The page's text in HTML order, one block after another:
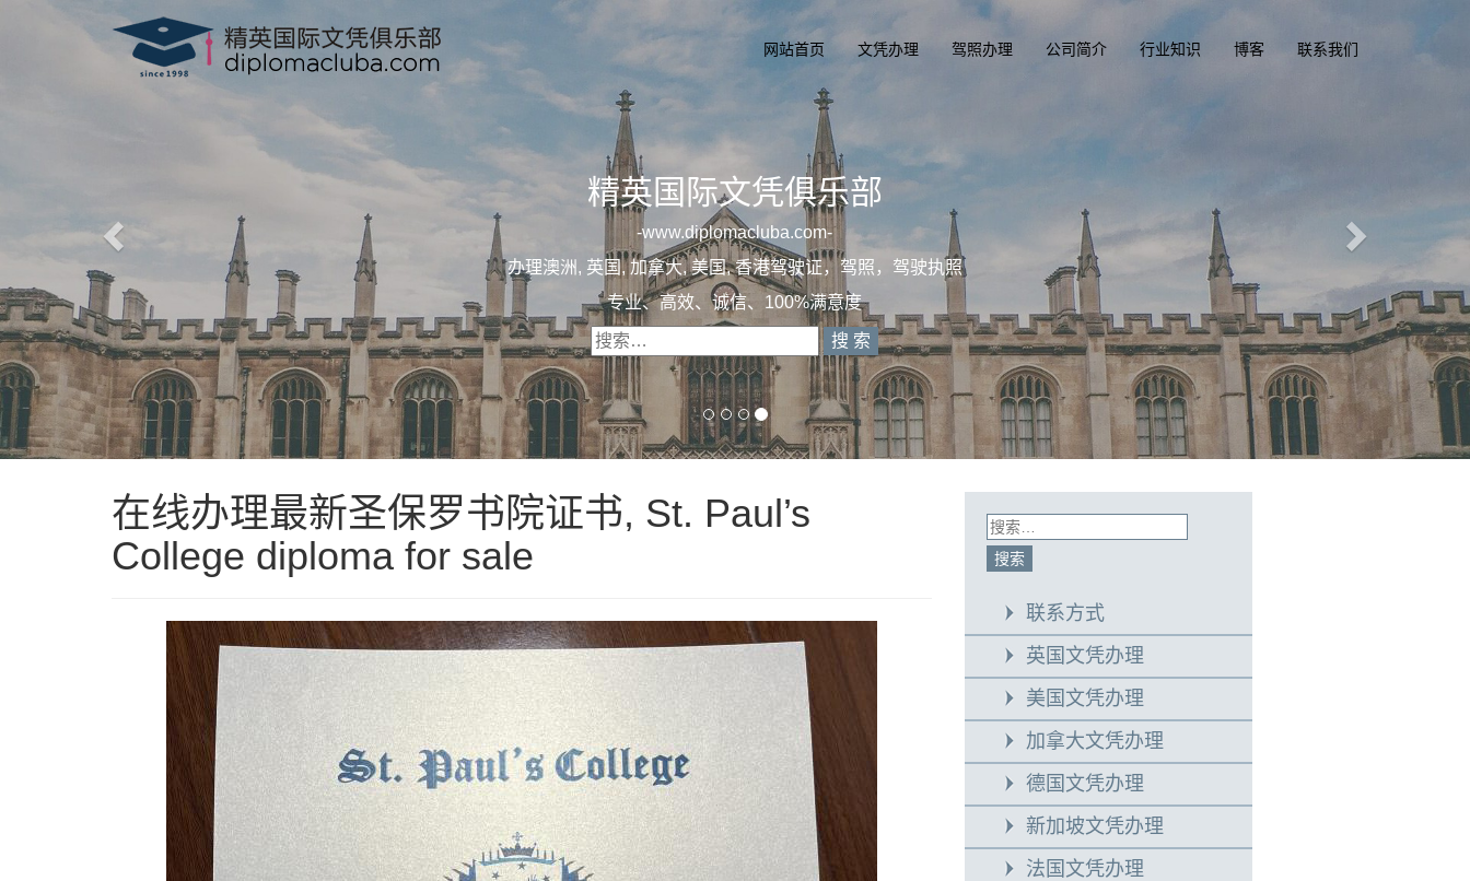
网站首页 文凭办理 驾照办理 公司简介 行业知识 博客 联系我们
精英国际文凭俱乐部
一diplomacluba.com一
办理澳洲, 英国, 加拿大, 美国, 香港驾驶证，驾照，驾驶执照
专业定制澳洲、英国、加拿大、美国驾照
在线办理最新圣保罗书院证书, St. Paul’s
College diploma for sale
联系方式
英国文凭办理
美国文凭办理
加拿大文凭办理
德国文凭办理
新加坡文凭办理
法国文凭办理